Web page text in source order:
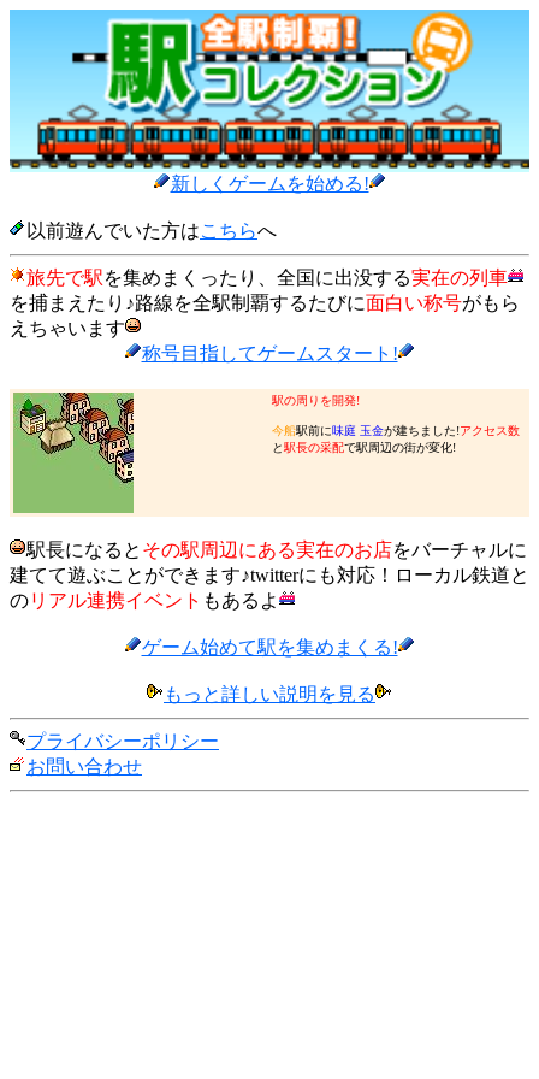
新しくゲームを始める!
以前遊んでいた方はこちらへ
旅先で駅を集めまくったり、全国に出没する実在の列車
を捕まえたり♪路線を全駅制覇するたびに面白い称号がもら
えちゃいます
称号目指してゲームスタート!
駅の周りを開発!
今船駅前に味庭 玉金が建ちました!アクセス数
と駅長の采配で駅周辺の街が変化!
駅長になると その駅周辺にある実在のお店をバーチャルに
建てて遊ぶことができます♪twitterにも対応！ローカル鉄道と
のリアル連携イベント もあるよ
ゲーム始めて駅を集めまくる!
もっと詳しい説明を見る
プライバシーポリシー
お問い合わせ